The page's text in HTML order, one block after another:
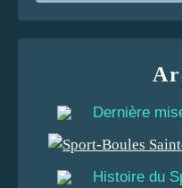
Dernière
Histoire du